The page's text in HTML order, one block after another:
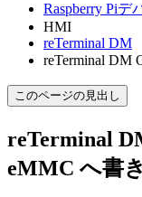
Raspberry Piデ
HMI
reTerminal DM
reTerminal DM
このページの見出し
reTerminal
eMMC へ書